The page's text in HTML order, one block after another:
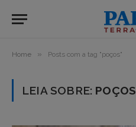
Home » Posts com a tag "poços"
LEIA SOBRE: POÇOS